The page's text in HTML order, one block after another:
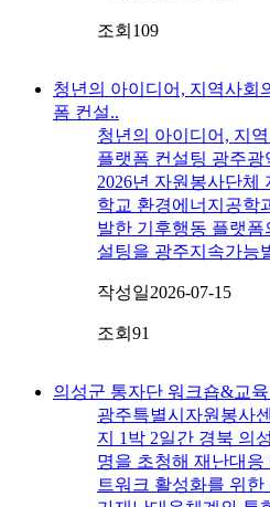
조회 109
청년의 아이디어, 지역사
폼 컨설..
청년의 아이디어, 지
플랫폼 컨설팅 광주
2026년 자원봉사단체
학교 환경에너지공학
발한 기후행동 플랫
설팅을 광주지속가능
작성일2026-07-15
조회 91
의성군 통자단 워크숍&교
광주특별시자원봉사
지 1박 2일간 경북 의
명을 초청해 재난대응
트워크 활성화를 위